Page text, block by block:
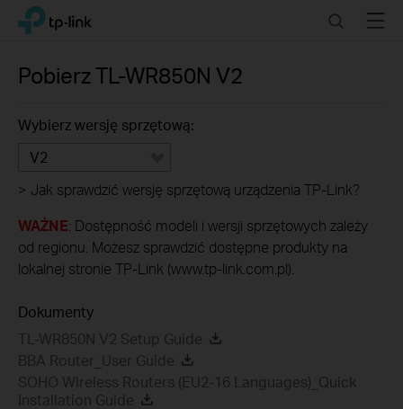
Click
navigation
TP-Link, Reliably Smart SearchMenu
PobierzTL-WR850N V2
Wybierz wersję sprzętową:
V2
> Jak sprawdzić wersję sprzętową urządzenia TP-Link?
WAŻNE: Dostępność modeli i wersji sprzętowych zależy
od regionu. Możesz sprawdzić dostępne produkty na
lokalnej stronie TP-Link (www.tp-link.com.pl).
Dokumenty
TL-WR850N V2 Setup Guide
BBA Router_User Guide
SOHO Wireless Routers (EU2-16 Languages)_Quick
Installation Guide